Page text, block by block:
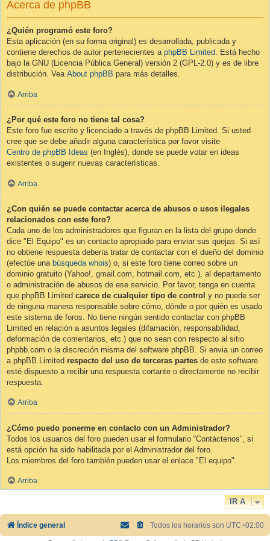
Acerca de phpBB
¿Quién programó este foro?
Esta aplicación (en su forma original) es desarrollada, publicada y
contiene derechos de autor pertenecientes a phpBB Limited. Está hecho
bajo la GNU (Licencia Pública General) versión 2 (GPL-2.0) y es de libre
distribución. Vea About phpBB para más detalles.
Arriba
¿Por qué este foro no tiene tal cosa?
Este foro fue escrito y licenciado a través de phpBB Limited. Si usted
cree que se debe añadir alguna característica por favor visite
Centro de phpBB Ideas (en Inglés), donde se puede votar en ideas
existentes o sugerir nuevas características.
Arriba
¿Con quién se puede contactar acerca de abusos o usos ilegales
relacionados con este foro?
Cada uno de los administradores que figuran en la lista del grupo donde
dice "El Equipo" es un contacto apropiado para enviar sus quejas. Si así
no obtiene respuesta debería tratar de contactar con el dueño del dominio
(efectúe una búsqueda whois) o, si este foro tiene correo sobre un
dominio gratuito (Yahoo!, gmail.com, hotmail.com, etc.), al departamento
o administración de abusos de ese servicio. Por favor, tenga en cuenta
que phpBB Limited carece de cualquier tipo de control y no puede ser
de ninguna manera responsable sobre cómo, dónde o por quién es usado
este sistema de foros. No tiene ningún sentido contactar con phpBB
Limited en relación a asuntos legales (difamación, responsabilidad,
deformación de comentarios, etc.) que no sean con respecto al sitio
phpbb.com o la discreción misma del software phpBB. Si envia un correo
a phpBB Limited respecto del uso de terceras partes de este software
esté dispuesto a recibir una respuesta cortante o directamente no recibir
respuesta.
Arriba
¿Cómo puedo ponerme en contacto con un Administrador?
Todos los usuarios del foro pueden usar el formulario “Contáctenos”, si
está opción ha sido habilitada por el Administrador del foro.
Los miembros del foro también pueden usar el enlace "El equipo".
Arriba
IR A
Índice general Todos los horarios son UTC+02:00